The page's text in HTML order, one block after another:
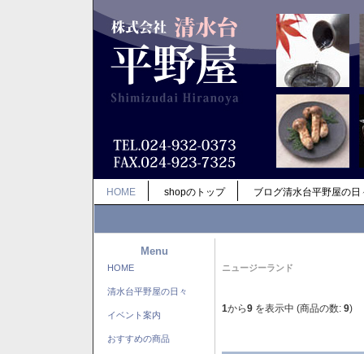
HOME shopのトップ ブログ清水台平野屋の日
Menu
HOME
清水台平野屋の日々
イベント案内
おすすめの商品
ニュージーランド
1から9 を表示中 (商品の数: 9)